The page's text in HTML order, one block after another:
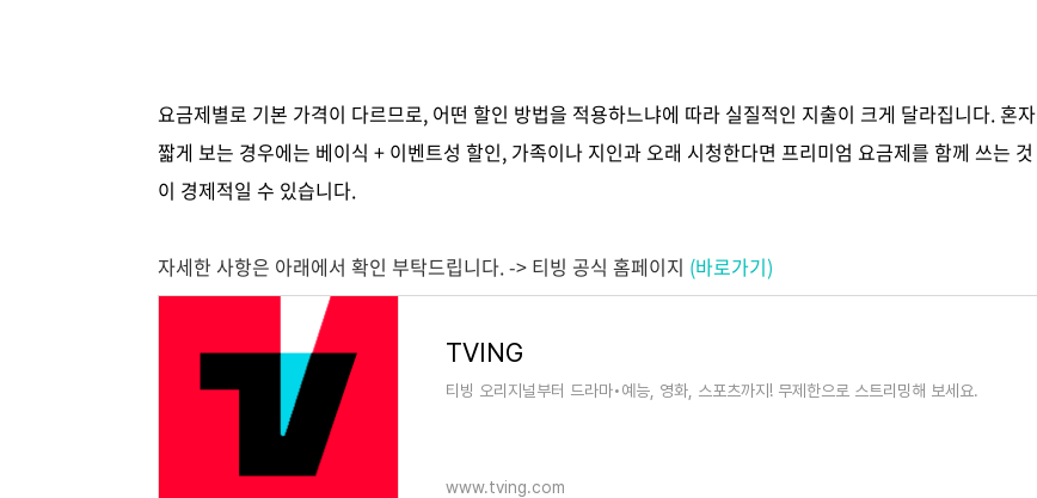
요금제별로 기본 가격이 다르므로, 어떤 할인 방법을 적용하느냐에 따라 실질적인 지출이 크게 달라집니다. 혼자
짧게 보는 경우에는 베이식 + 이벤트성 할인, 가족이나 지인과 오래 시청한다면 프리미엄 요금제를 함께 쓰는 것
이 경제적일 수 있습니다.
자세한 사항은 아래에서 확인 부탁드립니다. -> 티빙 공식 홈페이지 (바로가기)
TVING
티빙 오리지널부터 드라마•예능, 영화, 스포츠까지! 무제한으로 스트리밍해 보세요.
www.tving.com